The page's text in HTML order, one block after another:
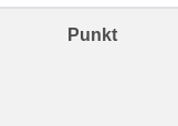
Punkt